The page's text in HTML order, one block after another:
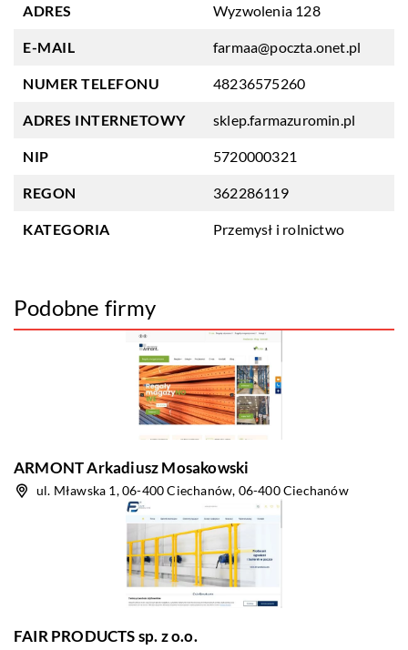
ADRES Wyzwolenia 128
E-MAIL farmaa@poczta.onet.pl
NUMER TELEFONU 48236575260
ADRES INTERNETOWY sklep.farmazuromin.pl
NIP 5720000321
REGON 362286119
KATEGORIA Przemysł i rolnictwo
Podobne firmy
ARMONT Arkadiusz Mosakowski
ul. Mławska 1, 06-400 Ciechanów, 06-400 Ciechanów
FAIR PRODUCTS sp. z o.o.